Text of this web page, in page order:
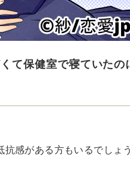
て保健室で寝ていたの
感がある方もいるでしょう